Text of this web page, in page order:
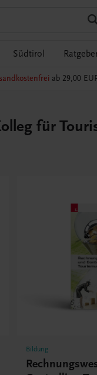
Südtirol
ab 29,00
für
Bildung